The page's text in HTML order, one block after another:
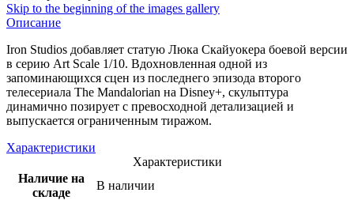
Skip to the beginning of the images gallery
Описание
Iron Studios добавляет статую Люка Скайуокера боевой версии
в серию Art Scale 1/10. Вдохновленная одной из
запоминающихся сцен из последнего эпизода второго
телесериала The Mandalorian на Disney+, скульптура
динамично позирует с превосходной детализацией и
выпускается ограниченным тиражом.
Характеристики
Характеристики
Наличие на
складе
В наличии